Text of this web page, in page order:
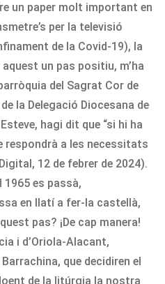
un paper molt important en
per la televisió
de la Covid-19), la
un pas positiu, m’ha
del Sagrat Cor de
la Delegació Diocesana de
hagi dit que “si hi ha
respondrà a les necessitats
12 de febrer de 2024).
1965 es passà,
en llatí a fer-la castellà,
pas? ¡De cap manera!
i d’Oriola-Alacant,
que decidiren el
de la litúrgia la nostra